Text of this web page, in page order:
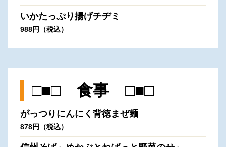
いかたっぷり揚げチヂミ
988円（税込）
□■□ 食事 □■□
がっつりにんにく背徳まぜ麺
878円（税込）